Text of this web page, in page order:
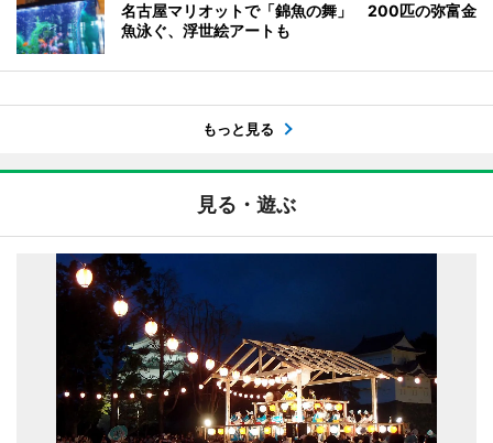
名古屋マリオットで「錦魚の舞」 200匹の弥富金
魚泳ぐ、浮世絵アートも
もっと見る
見る・遊ぶ